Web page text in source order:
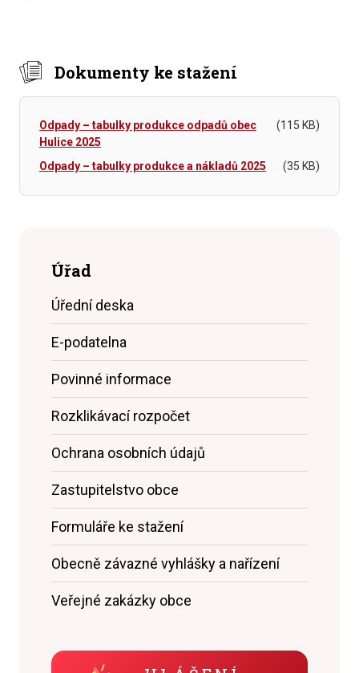
Dokumenty ke stažení
Odpady – tabulky produkce odpadů obec
Hulice 2025
(115 KB)
Odpady – tabulky produkce a nákladů 2025 (35 KB)
Úřad
Úřední deska
E-podatelna
Povinné informace
Rozklikávací rozpočet
Ochrana osobních údajů
Zastupitelstvo obce
Formuláře ke stažení
Obecně závazné vyhlášky a nařízení
Veřejné zakázky obce